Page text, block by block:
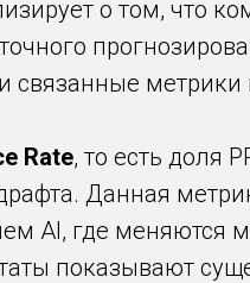
о том, что
связанные метрики
Rate, то есть доля
Данная
AI, где
показывают